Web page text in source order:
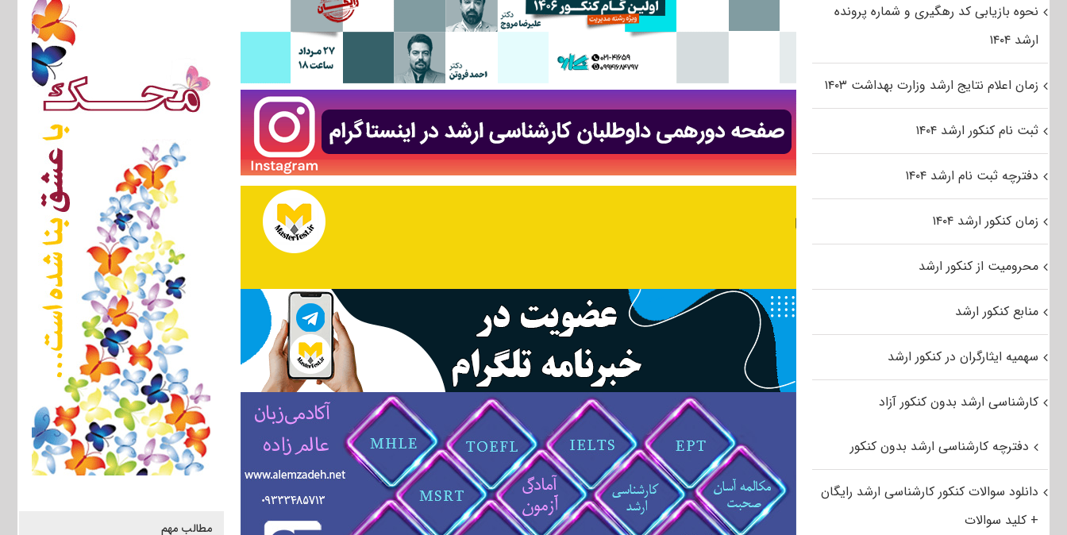
مطالب مهم
نحوه بازیابی کد رهگیری و شماره پرونده
ارشد ۱۴۰۴
زمان اعلام نتایج ارشد وزارت بهداشت ۱۴۰۳
ثبت نام کنکور ارشد ۱۴۰۴
دفترچه ثبت نام ارشد ۱۴۰۴
زمان کنکور ارشد ۱۴۰۴
محرومیت از کنکور ارشد
منابع کنکور ارشد
سهمیه ایثارگران در کنکور ارشد
کارشناسی ارشد بدون کنکور آزاد
دفترچه کارشناسی ارشد بدون کنکور
دانلود سوالات کنکور کارشناسی ارشد رایگان
+ کلید سوالات